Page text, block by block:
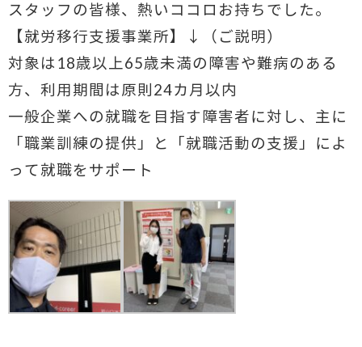
スタッフの皆様、熱いココロお持ちでした。
【就労移行支援事業所】↓（ご説明）
対象は18歳以上65歳未満の障害や難病のある
方、利用期間は原則24カ月以内
一般企業への就職を目指す障害者に対し、主に
「職業訓練の提供」と「就職活動の支援」によ
って就職をサポート